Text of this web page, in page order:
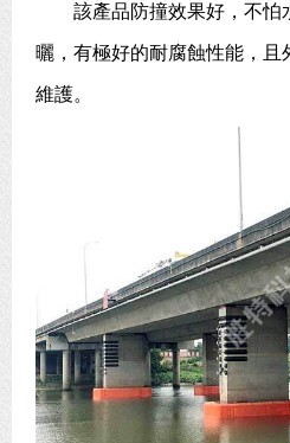
該產品防撞效果好，不怕
曬，有極好的耐腐蝕性能，
維護。